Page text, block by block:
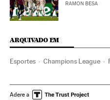
RAMON BESA
ARQUIVADO EM
Esportes Champions League
Nasser Al-Khelaïfi Thomas Mulier
Adere a